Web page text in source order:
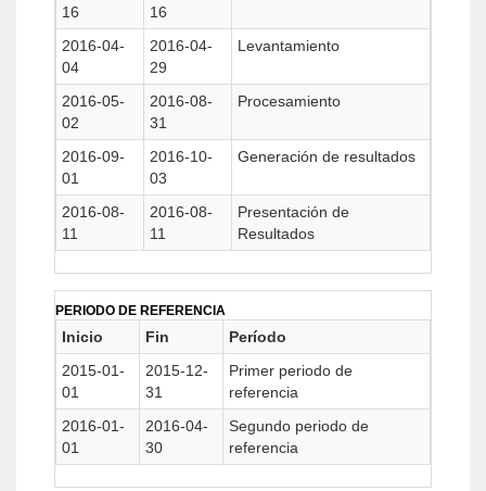
16
16
2016-04-
04
2016-04-
29
Levantamiento
2016-05-
02
2016-08-
31
Procesamiento
2016-09-
01
2016-10-
03
Generación de resultados
2016-08-
11
2016-08-
11
Presentación de
Resultados
PERIODO DE REFERENCIA
Inicio Fin
Período
2015-01-
01
2015-12-
31
Primer periodo de
referencia
2016-01-
01
2016-04-
30
Segundo periodo de
referencia